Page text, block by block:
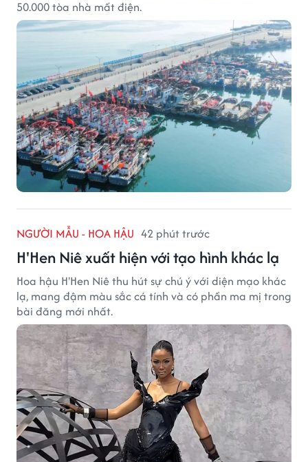
50.000 tòa nhà mất điện.
NGƯỜI MẪU - HOA HẬU 42 phút trước
H'Hen Niê xuất hiện với tạo hình khác lạ
Hoa hậu H'Hen Niê thu hút sự chú ý với diện mạo khác
lạ, mang đậm màu sắc cá tính và có phần ma mị trong
bài đăng mới nhất.